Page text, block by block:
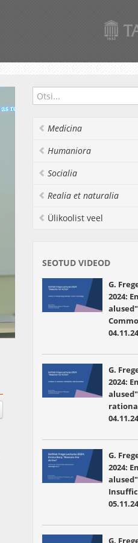
Medicina
Humaniora
Socialia
Realia et naturalia
Ülikoolist veel
SEOTUD VIDEOD
G.
2024:
04.11.24
G.
2024:
04.11.24
G.
2024:
05.11.24
G.